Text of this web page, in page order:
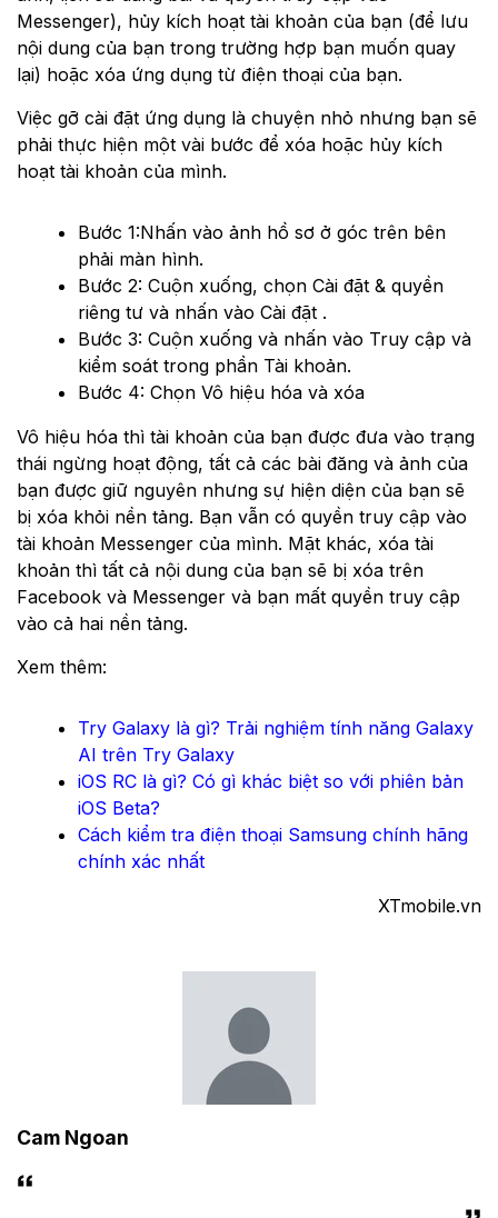
Messenger), hủy kích hoạt tài khoản của bạn (để lưu
nội dung của bạn trong trường hợp bạn muốn quay
lại) hoặc xóa ứng dụng từ điện thoại của bạn.
Việc gỡ cài đặt ứng dụng là chuyện nhỏ nhưng bạn sẽ
phải thực hiện một vài bước để xóa hoặc hủy kích
hoạt tài khoản của mình.
Bước 1:Nhấn vào ảnh hồ sơ ở góc trên bên
phải màn hình.
Bước 2: Cuộn xuống, chọn Cài đặt & quyền
riêng tư và nhấn vào Cài đặt .
Bước 3: Cuộn xuống và nhấn vào Truy cập và
kiểm soát trong phần Tài khoản.
Bước 4: Chọn Vô hiệu hóa và xóa
Vô hiệu hóa thì tài khoản của bạn được đưa vào trạng
thái ngừng hoạt động, tất cả các bài đăng và ảnh của
bạn được giữ nguyên nhưng sự hiện diện của bạn sẽ
bị xóa khỏi nền tảng. Bạn vẫn có quyền truy cập vào
tài khoản Messenger của mình. Mặt khác, xóa tài
khoản thì tất cả nội dung của bạn sẽ bị xóa trên
Facebook và Messenger và bạn mất quyền truy cập
vào cả hai nền tảng.
Xem thêm:
Try Galaxy là gì? Trải nghiệm tính năng Galaxy
AI trên Try Galaxy
iOS RC là gì? Có gì khác biệt so với phiên bản
iOS Beta?
Cách kiểm tra điện thoại Samsung chính hãng
chính xác nhất
XTmobile.vn
Cam Ngoan